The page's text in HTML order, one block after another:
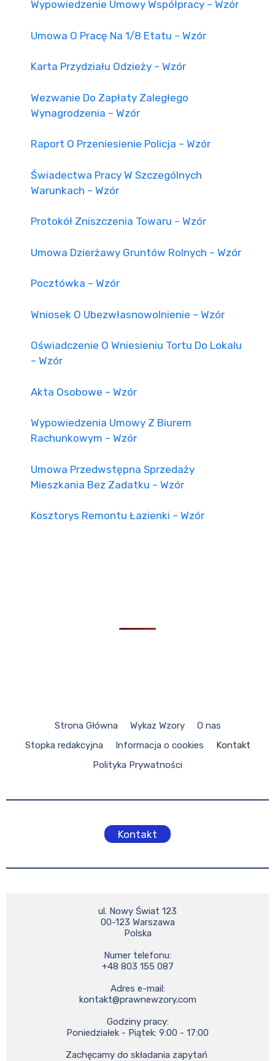
Wypowiedzenie Umowy Współpracy – Wzór
Umowa O Pracę Na 1/8 Etatu – Wzór
Karta Przydziału Odzieży – Wzór
Wezwanie Do Zapłaty Zaległego
Wynagrodzenia – Wzór
Raport O Przeniesienie Policja – Wzór
Świadectwa Pracy W Szczególnych
Warunkach – Wzór
Protokół Zniszczenia Towaru – Wzór
Umowa Dzierżawy Gruntów Rolnych – Wzór
Pocztówka – Wzór
Wniosek O Ubezwłasnowolnienie – Wzór
Oświadczenie O Wniesieniu Tortu Do Lokalu
– Wzór
Akta Osobowe – Wzór
Wypowiedzenia Umowy Z Biurem
Rachunkowym – Wzór
Umowa Przedwstępna Sprzedaży
Mieszkania Bez Zadatku – Wzór
Kosztorys Remontu Łazienki – Wzór
Strona Główna Wykaz Wzory
O nas
Stopka redakcyjna
Informacja o cookies
Kontakt
Polityka Prywatności
Kontakt
ul. Nowy Świat 123
00-123 Warszawa
Polska
Numer telefonu:
+48 803 155 087
kontakt@prawnewzory.com
Godziny pracy:
Poniedziałek - Piątek: 9:00 - 17:00
Zachęcamy do składania zapytań